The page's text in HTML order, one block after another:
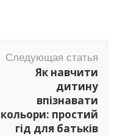
Следующая статья
Як навчити
дитину
впізнавати
кольори: простий
гід для батьків